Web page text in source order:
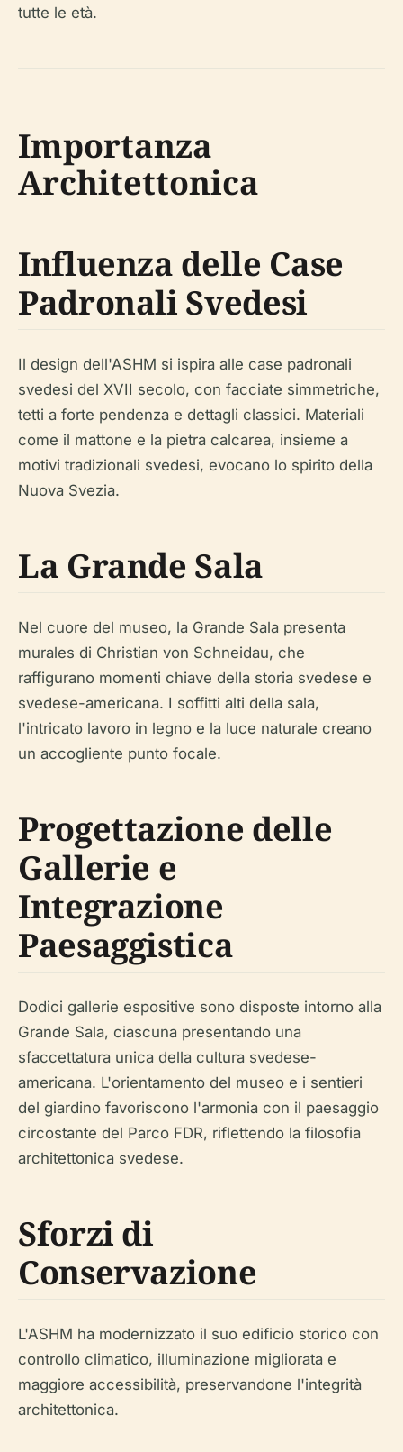
tutte le età.
Importanza
Architettonica
Influenza delle Case
Padronali Svedesi
Il design dell'ASHM si ispira alle case padronali
svedesi del XVII secolo, con facciate simmetriche,
tetti a forte pendenza e dettagli classici. Materiali
come il mattone e la pietra calcarea, insieme a
motivi tradizionali svedesi, evocano lo spirito della
Nuova Svezia.
La Grande Sala
Nel cuore del museo, la Grande Sala presenta
murales di Christian von Schneidau, che
raffigurano momenti chiave della storia svedese e
svedese-americana. I soffitti alti della sala,
l'intricato lavoro in legno e la luce naturale creano
un accogliente punto focale.
Progettazione delle
Gallerie e
Integrazione
Paesaggistica
Dodici gallerie espositive sono disposte intorno alla
Grande Sala, ciascuna presentando una
sfaccettatura unica della cultura svedese-
americana. L'orientamento del museo e i sentieri
del giardino favoriscono l'armonia con il paesaggio
circostante del Parco FDR, riflettendo la filosofia
architettonica svedese.
Sforzi di
Conservazione
L'ASHM ha modernizzato il suo edificio storico con
controllo climatico, illuminazione migliorata e
maggiore accessibilità, preservandone l'integrità
architettonica.